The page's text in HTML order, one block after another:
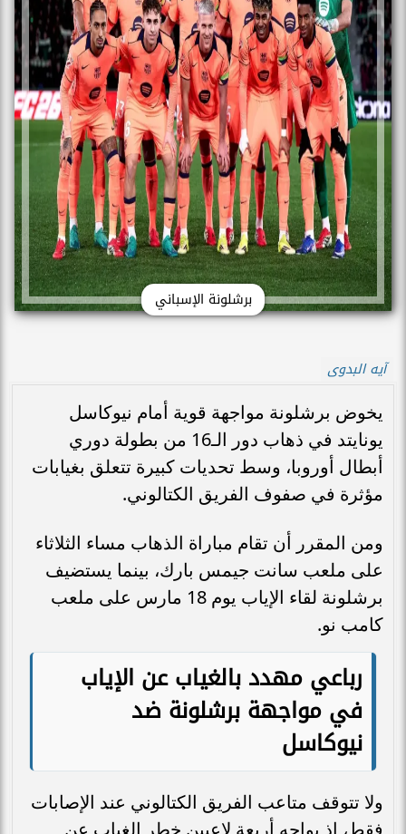
برشلونة الإسباني
آيه البدوى
يخوض برشلونة مواجهة قوية أمام نيوكاسل
يونايتد في ذهاب دور الـ16 من بطولة دوري
أبطال أوروبا، وسط تحديات كبيرة تتعلق بغيابات
مؤثرة في صفوف الفريق الكتالوني.
ومن المقرر أن تقام مباراة الذهاب مساء الثلاثاء
على ملعب سانت جيمس بارك، بينما يستضيف
برشلونة لقاء الإياب يوم 18 مارس على ملعب
كامب نو.
رباعي مهدد بالغياب عن الإياب
في مواجهة برشلونة ضد
نيوكاسل
ولا تتوقف متاعب الفريق الكتالوني عند الإصابات
فقط، إذ يواجه أربعة لاعبين خطر الغياب عن